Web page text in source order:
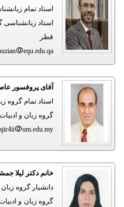
استاد تمام زبانشناسی (NLP- OT- MP) ، گروه زبان عربی
استاد زبانشناسی گروه
قطر
equ.edu.qa
آقای پروفسور عاصم
استاد تمام گروه زبان و
گروه زبان و ادبیات
muhajir4ii
um.edu.my
خانم دکتر لیلا جمشیدی
دانشیار گروه زبان و
گروه زبان و ادبیات